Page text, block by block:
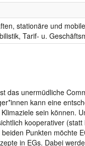
stationäre und
Tarif- u.
das unermüdliche
kann eine
sein können.
kooperativer
Punkten möchte
in EGs. Dabei